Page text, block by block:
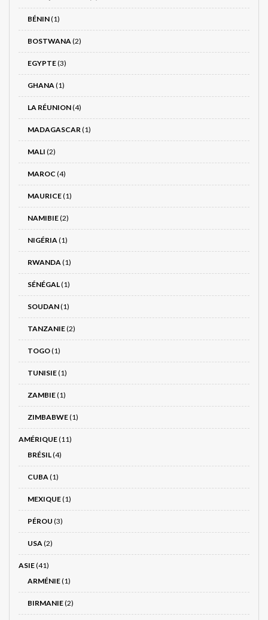
BÉNIN(1)
BOSTWANA(2)
EGYPTE(3)
GHANA(1)
LA RÉUNION(4)
MADAGASCAR(1)
MALI (2)
MAROC (4)
MAURICE(1)
NAMIBIE(2)
NIGÉRIA(1)
RWANDA(1)
SÉNÉGAL(1)
SOUDAN(1)
TANZANIE(2)
TOGO(1)
TUNISIE(1)
ZAMBIE(1)
ZIMBABWE(1)
AMÉRIQUE(11)
BRÉSIL(4)
CUBA(1)
MEXIQUE(1)
PÉROU (3)
USA(2)
ASIE(41)
ARMÉNIE(1)
BIRMANIE(2)